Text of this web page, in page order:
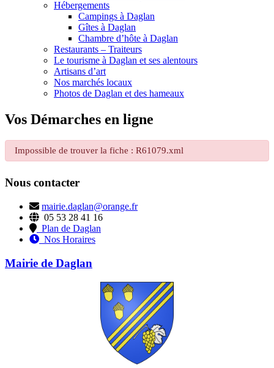
Hébergements
Campings à Daglan
Gîtes à Daglan
Chambre d’hôte à Daglan
Restaurants – Traiteurs
Le tourisme à Daglan et ses alentours
Artisans d’art
Nos marchés locaux
Photos de Daglan et des hameaux
Vos Démarches en ligne
Impossible de trouver la fiche : R61079.xml
Nous contacter
mairie.daglan@orange.fr
05 53 28 41 16
Plan de Daglan
Nos Horaires
Mairie de Daglan